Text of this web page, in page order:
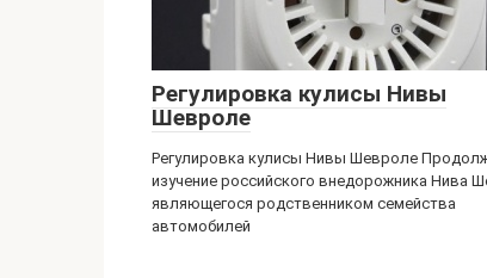
Регулировка кулисы Нивы
Шевроле
Регулировка кулисы Нивы Шевроле
изучение российского внедорожника Нива
являющегося родственником семейства
автомобилей